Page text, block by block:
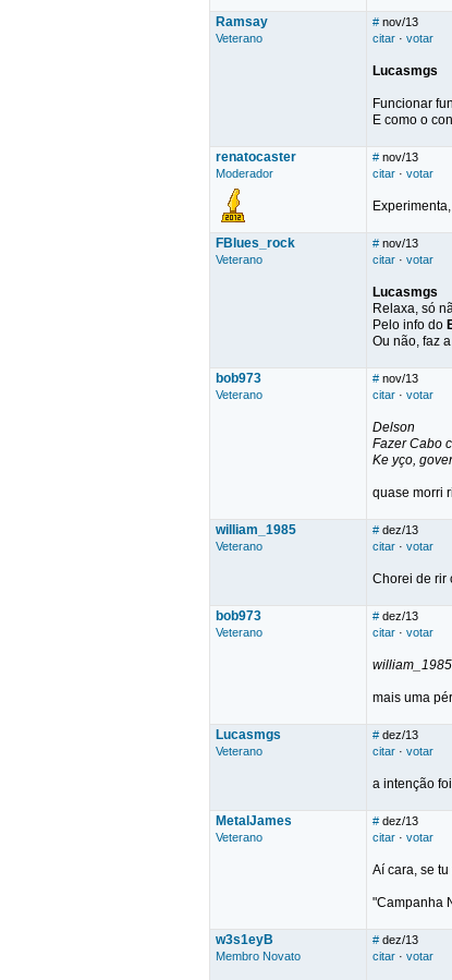
Ramsay
Veterano
# nov/13
citar · votar
Lucasmgs
Funcionar
E como o
renatocaster
Moderador
# nov/13
citar · votar
FBlues_rock
Veterano
# nov/13
citar · votar
Lucasmgs
Relaxa, só
Pelo info do
Ou não, faz
bob973
Veterano
# nov/13
citar · votar
Delson
Fazer Cabo
Ke yço,
quase morri
william_1985
Veterano
# dez/13
citar · votar
Chorei de rir
bob973
Veterano
# dez/13
citar · votar
william_1985
mais uma
Lucasmgs
Veterano
# dez/13
citar · votar
a intenção
MetalJames
Veterano
# dez/13
citar · votar
Aí cara, se
"Campanha
w3s1eyB
Membro Novato
# dez/13
citar · votar